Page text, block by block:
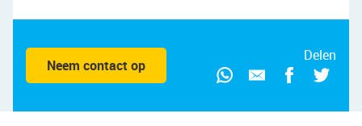
Neem contact op
Delen